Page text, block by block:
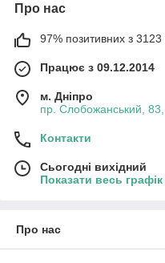
Про нас
97% позитивних з 3123
Працює з 09.12.2014
м. Дніпро
пр. Слобожанський, 83,
Контакти
Сьогодні вихідний
Показати весь
Про нас